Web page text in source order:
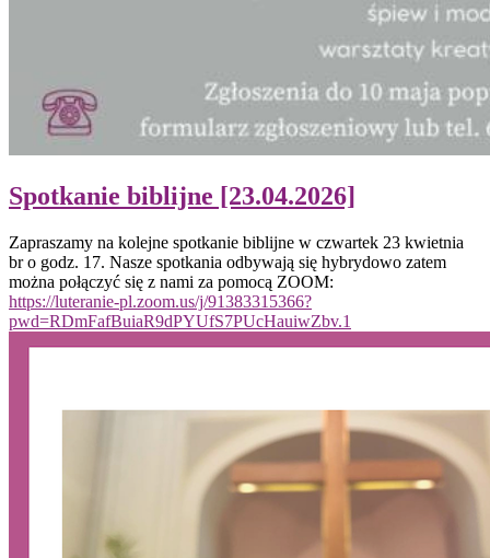
Spotkanie biblijne [23.04.2026]
Zapraszamy na kolejne spotkanie biblijne w czwartek 23 kwietnia
br o godz. 17. Nasze spotkania odbywają się hybrydowo zatem
można połączyć się z nami za pomocą ZOOM:
https://luteranie-pl.zoom.us/j/91383315366?
pwd=RDmFafBuiaR9dPYUfS7PUcHauiwZbv.1